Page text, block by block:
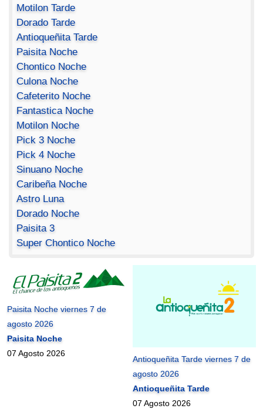
Motilon Tarde
Dorado Tarde
Antioqueñita Tarde
Paisita Noche
Chontico Noche
Culona Noche
Cafeterito Noche
Fantastica Noche
Motilon Noche
Pick 3 Noche
Pick 4 Noche
Sinuano Noche
Caribeña Noche
Astro Luna
Dorado Noche
Paisita 3
Super Chontico Noche
Paisita Noche viernes 7 de
agosto 2026
Paisita Noche
07 Agosto 2026
Antioqueñita Tarde viernes 7 de
agosto 2026
Antioqueñita Tarde
07 Agosto 2026